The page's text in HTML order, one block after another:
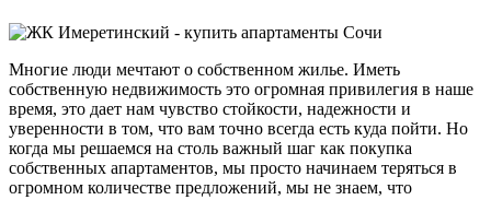
Многие люди мечтают о собственном жилье. Иметь
собственную недвижимость это огромная привилегия в наше
время, это дает нам чувство стойкости, надежности и
уверенности в том, что вам точно всегда есть куда пойти. Но
когда мы решаемся на столь важный шаг как покупка
собственных апартаментов, мы просто начинаем теряться в
огромном количестве предложений, мы не знаем, что